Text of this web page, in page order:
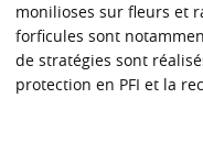
monilioses sur fleurs et
forficules sont
de stratégies sont
protection en PFI et la